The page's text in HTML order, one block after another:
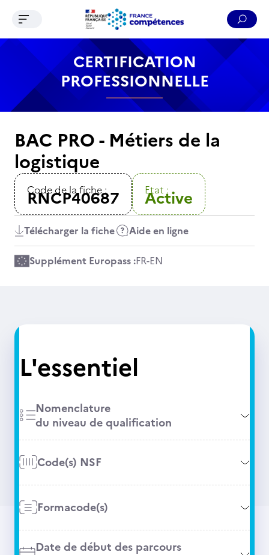
Contenu Recherche Menu Pied de page
Ouvrir le menu de navigation
CERTIFICATION
PROFESSIONNELLE
BAC PRO - Métiers de la
logistique
Code de la fiche :
RNCP40687 Etat :
Active
Télécharger la fiche Aide en ligne
Supplément Europass :FR-EN
L'essentiel
Nomenclature
du niveau de qualification
Code(s) NSF
Formacode(s)
Date de début des parcours